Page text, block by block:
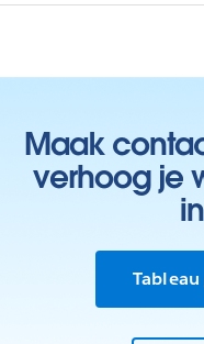
Maak
verhoog je